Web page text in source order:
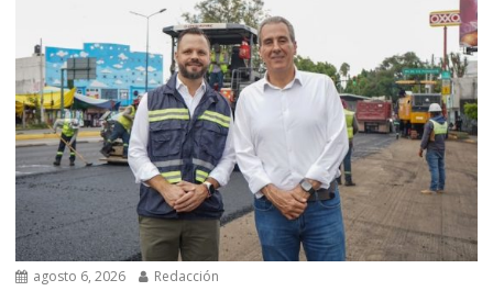
agosto 6, 2026 Redacción